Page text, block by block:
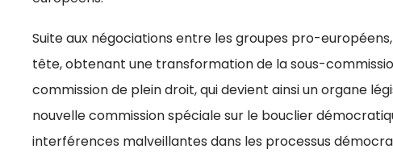
Suite aux négociations entre les groupes pro-
tête, obtenant une transformation de la sous-
commission de plein droit, qui devient ainsi un organe
nouvelle commission spéciale sur le bouclier
interférences malveillantes dans les processus